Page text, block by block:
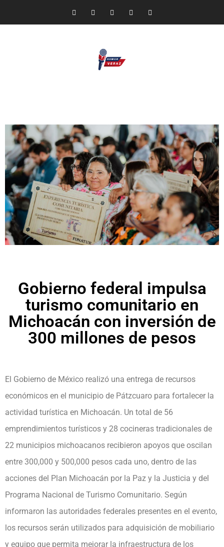
Gobierno federal impulsa
turismo comunitario en
Michoacán con inversión de
300 millones de pesos
El Gobierno de México realizó una entrega de recursos
económicos en el municipio de Pátzcuaro para fortalecer la
actividad turística en Michoacán. Un total de 56
emprendimientos turísticos y 28 cocineras tradicionales de
22 municipios michoacanos recibieron apoyos que oscilan
entre 300,000 y 500,000 pesos cada uno, dentro de las
acciones del Plan Michoacán por la Paz y la Justicia y del
Programa Nacional de Turismo Comunitario. Según
informaron las autoridades federales presentes en el evento,
los recursos serán utilizados para adquisición de mobiliario
y equipo que permita mejorar la infraestructura de los